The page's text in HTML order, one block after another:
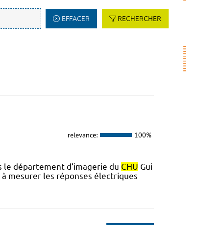
EFFACER RECHERCHER
relevance: 100%
le département d’imagerie du CHU Gui
mesurer les réponses électriques